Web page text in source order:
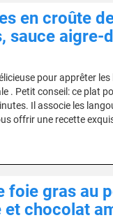
en croûte
sauce aigre-
pour apprêter
. Petit conseil: ce plat
Il associe les
offrir une recette
foie gras au
et chocolat